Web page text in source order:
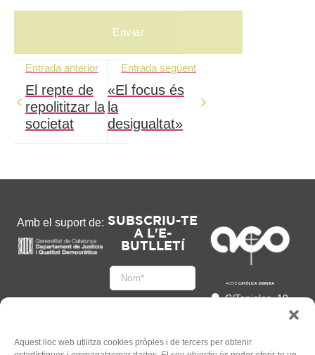
Aquest lloc web utilitza cookies pròpies i de tercers per obtenir
Entrada anterior
El repte de
repolititzar la
societat
Entrada següent
«El focus és
la
desigualtat»
Amb el suport de: SUBSCRIU-TE
A L'E-
BUTLLETÍ
C/Tapioles, 10
93 505 86 86